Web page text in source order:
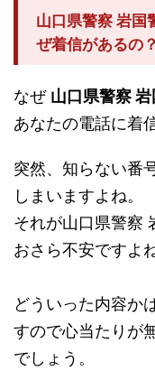
山口県警察 岩
ぜ着信があるの？
なぜ 山口県警察
あなたの電話に着
突然、知らない番
しまいますよね。
それが山口県警察
おさら不安ですよね
どういった内容か
すので心当たりが
でしょう。